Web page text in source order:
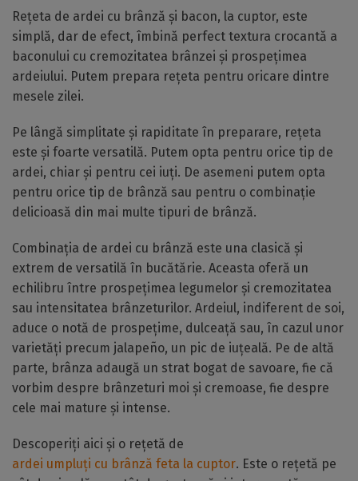
Rețeta de ardei cu brânză și bacon, la cuptor, este
simplă, dar de efect, îmbină perfect textura crocantă a
baconului cu cremozitatea brânzei și prospețimea
ardeiului. Putem prepara rețeta pentru oricare dintre
mesele zilei.
Pe lângă simplitate și rapiditate în preparare, rețeta
este și foarte versatilă. Putem opta pentru orice tip de
ardei, chiar și pentru cei iuți. De asemeni putem opta
pentru orice tip de brânză sau pentru o combinație
delicioasă din mai multe tipuri de brânză.
Combinația de ardei cu brânză este una clasică și
extrem de versatilă în bucătărie. Aceasta oferă un
echilibru între prospețimea legumelor și cremozitatea
sau intensitatea brânzeturilor. Ardeiul, indiferent de soi,
aduce o notă de prospețime, dulceață sau, în cazul unor
varietăți precum jalapeño, un pic de iuțeală. Pe de altă
parte, brânza adaugă un strat bogat de savoare, fie că
vorbim despre brânzeturi moi și cremoase, fie despre
cele mai mature și intense.
Descoperiți aici și o rețetă de
ardei umpluți cu brânză feta la cuptor. Este o rețetă pe